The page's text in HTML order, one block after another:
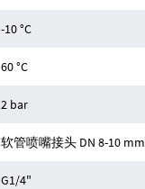
-10 °C
60 °C
2 bar
软管喷嘴接头 DN 8-10 mm
G1/4"